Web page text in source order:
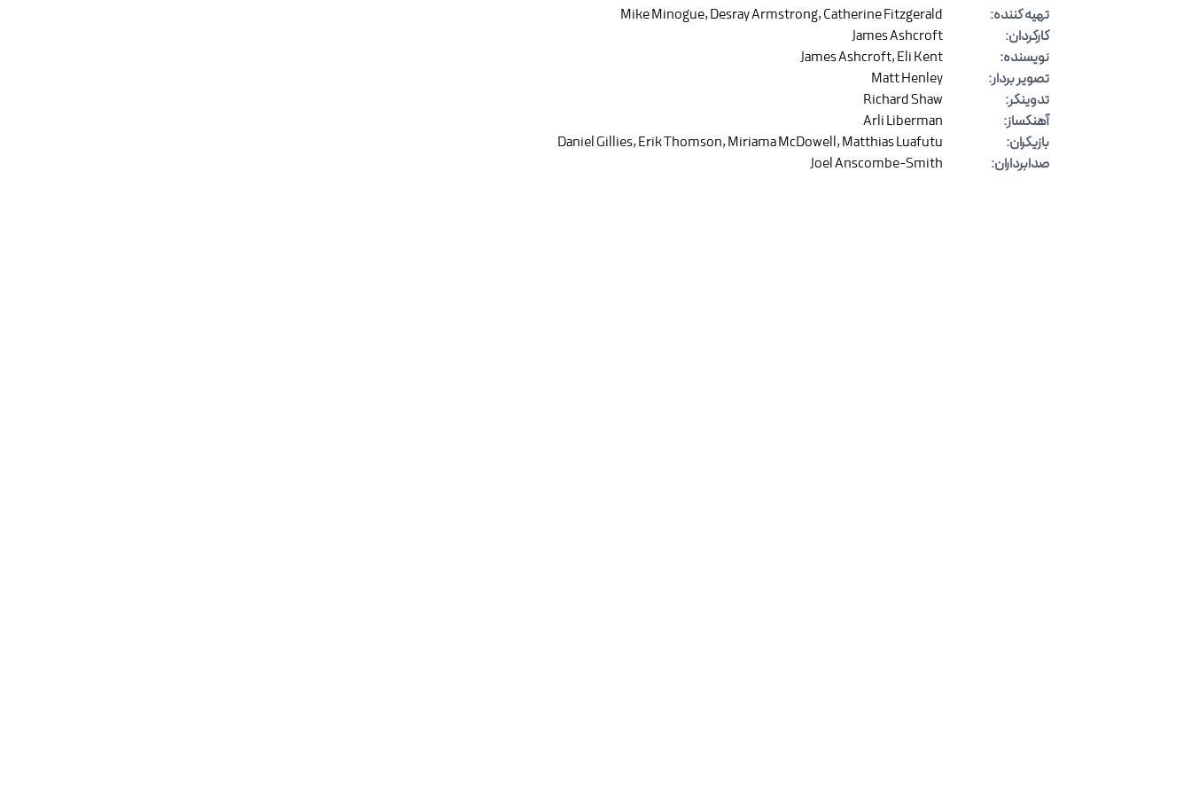
تهیه کننده:
Mike Minogue,Desray Armstrong,Catherine Fitzgerald
کارگردان:
James Ashcroft
نویسنده:
James Ashcroft,Eli Kent
تصویر بردار:
Matt Henley
تدوینگر:
Richard Shaw
آهنگساز:
Arli Liberman
بازیگران:
Daniel Gillies,Erik Thomson,Miriama McDowell,Matthias Luafutu
صدابرداران:
Joel Anscombe-Smith